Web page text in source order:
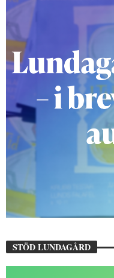
STÖD LUNDAGÅRD